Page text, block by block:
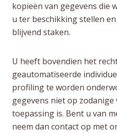
kopieën van gegevens die
u ter beschikking stellen
blijvend staken.
U heeft bovendien het
geautomatiseerde
profiling te worden
gegevens niet op
toepassing is. Bent u van
neem dan contact op met